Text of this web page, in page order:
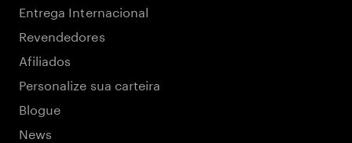
Entrega Internacional
Revendedores
Afiliados
Personalize sua carteira
Blogue
News